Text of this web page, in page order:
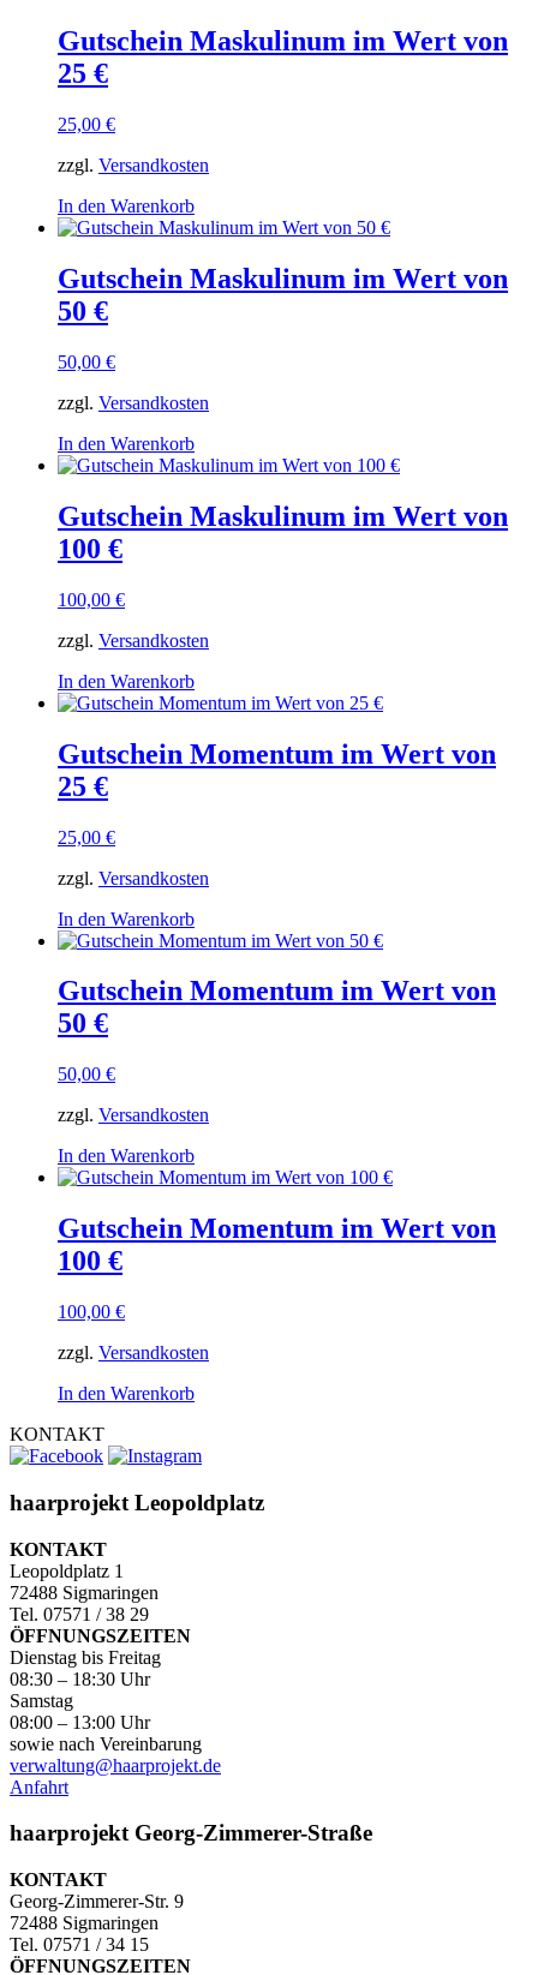
Gutschein Maskulinum im Wert von
25 €
25,00 €
zzgl. Versandkosten
In den Warenkorb
Gutschein Maskulinum im Wert von
50 €
50,00 €
zzgl. Versandkosten
In den Warenkorb
Gutschein Maskulinum im Wert von
100 €
100,00 €
zzgl. Versandkosten
In den Warenkorb
Gutschein Momentum im Wert von
25 €
25,00 €
zzgl. Versandkosten
In den Warenkorb
Gutschein Momentum im Wert von
50 €
50,00 €
zzgl. Versandkosten
In den Warenkorb
Gutschein Momentum im Wert von
100 €
100,00 €
zzgl. Versandkosten
In den Warenkorb
KONTAKT
haarprojekt Leopoldplatz
KONTAKT
Leopoldplatz 1
72488 Sigmaringen
Tel. 07571 / 38 29
ÖFFNUNGSZEITEN
Dienstag bis Freitag
08:30 – 18:30 Uhr
Samstag
08:00 – 13:00 Uhr
sowie nach Vereinbarung
verwaltung@haarprojekt.de
Anfahrt
haarprojekt Georg-Zimmerer-Straße
KONTAKT
Georg-Zimmerer-Str. 9
72488 Sigmaringen
Tel. 07571 / 34 15
ÖFFNUNGSZEITEN